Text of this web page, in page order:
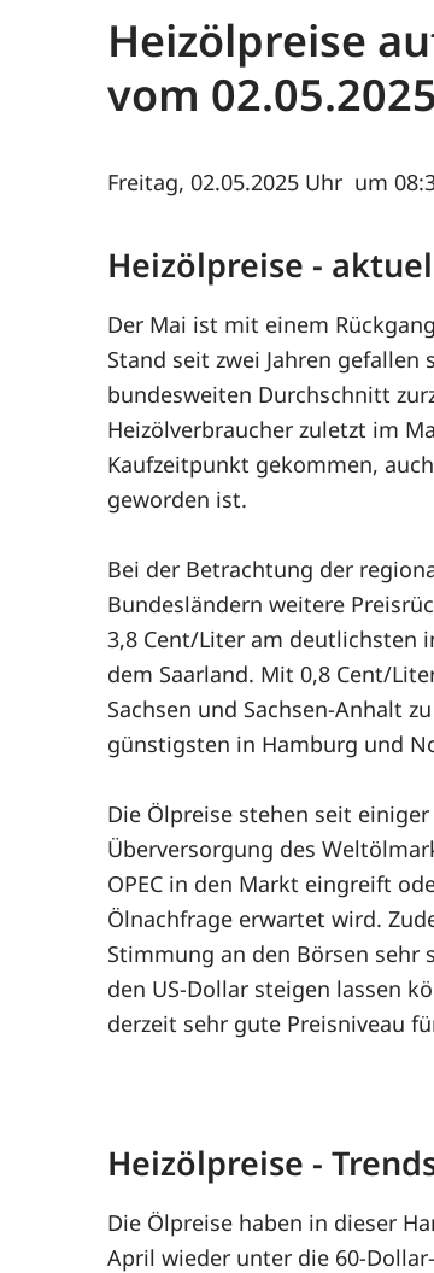
Heizölpreise
vom 02.05.2025
Freitag, 02.05.2025 um
Heizölpreise -
Der Mai ist mit einem
Stand seit zwei Jahren
bundesweiten Durchschnitt
Heizölverbraucher zuletzt im
Kaufzeitpunkt gekommen,
geworden ist.
Bei der Betrachtung der
Bundesländern weitere
3,8 Cent/Liter am deutlichsten
dem Saarland. Mit 0,8 Cent/
Sachsen und Sachsen-Anhalt
günstigsten in Hamburg und
Die Ölpreise stehen seit
Überversorgung des
OPEC in den Markt eingreift
Ölnachfrage erwartet wird.
Stimmung an den Börsen sehr
den US-Dollar steigen lassen
derzeit sehr gute Preisniveau
Heizölpreise -
Die Ölpreise haben in dieser
April wieder unter die 60-